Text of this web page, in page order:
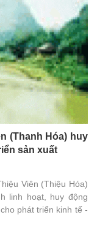
(Thanh Hóa) huy
sản xuất
Viên (Thiệu Hóa)
linh hoạt, huy động
phát triển kinh tế -